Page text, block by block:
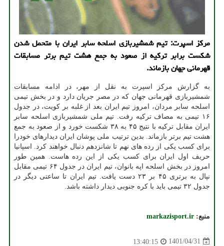
مرکز اسپرت: تیم شمشیربازی اسلحه سابر ایران با متحمل شدن
شکست برابر ترکیه از صعود به جمع هشت تیم برتر مسابقات
قهرمانی جهان بازماند.
به گزارش مرکز اسپرت به نقل از مهر، در ادامه مسابقات
شمشیربازی قهرمانی جهان که در مصر جریان دارد و در بخش تیمی
اسلحه سابر مردان، امروز تیم ایران بعد از غلبه بر کویت، در جدول
۱۶ تیمی به مصاف ترکیه رفت. تیم ملی شمشیربازی اسلحه سابر
ایران مقابل ترکیه با نتیج ۴۵ به ۳۸ شکست خورد و از صعود به جمع
هشت تیم برتر بازماند. بدین ترتیب ملی پوشان ایران دیدارهای خودرا
برای کسب یکی از رده های نهم تا شانزدهم دنبال خواهند کرد. اسپانیا
حریف اول ایران برای کسب یکی از این رده هاست. همین طور
امروز در بخش اسلحه اپه بانوان، تیم ایران در جدول ۶۴ تیمی مقابل
نپال به برتری ۴۵ بر ۲۳ دست یافت. تیم ایران تا ساعتی دیگر در
جدول ۳۲ تیمی باید با کره جنوبی دیدار داشته باشد.
منبع: markazisport.ir
1401/04/31
13:40:15